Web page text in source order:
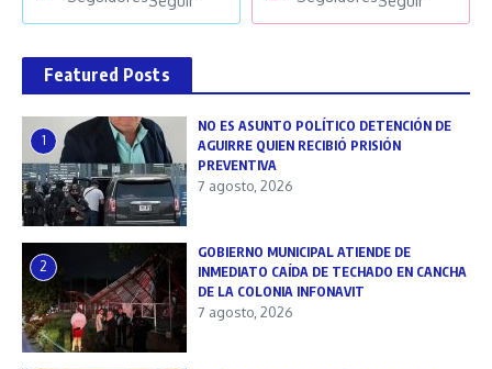
Featured Posts
1
NO ES ASUNTO POLÍTICO DETENCIÓN DE
AGUIRRE QUIEN RECIBIÓ PRISIÓN
PREVENTIVA
7 agosto, 2026
2
GOBIERNO MUNICIPAL ATIENDE DE
INMEDIATO CAÍDA DE TECHADO EN CANCHA
DE LA COLONIA INFONAVIT
7 agosto, 2026